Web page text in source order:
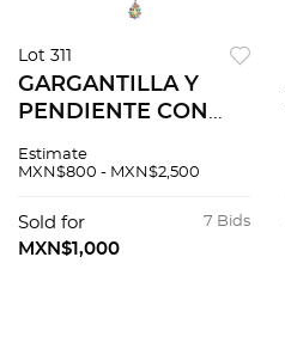
Lot 311
GARGANTILLA Y
PENDIENTE CON
SEMIPRECIOSAS
PLATA .925 Broche
de reasa. Largo: 42.0
Estimate
MXN$800 - MXN$2,500
7 Bids
Sold for
MXN$1,000